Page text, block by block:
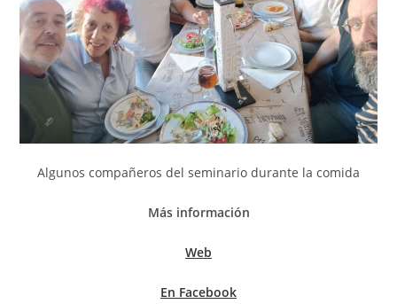
Algunos compañeros del seminario durante la comida
Más información
Web
En Facebook